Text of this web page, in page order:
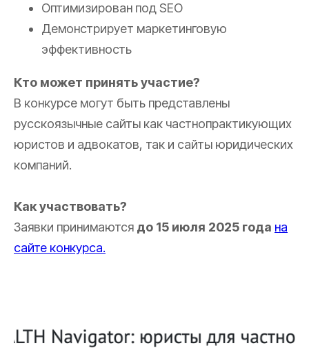
Оптимизирован под SEO
Демонстрирует маркетинговую
эффективность
Кто может принять участие?
В конкурсе могут быть представлены
русскоязычные сайты как частнопрактикующих
юристов и адвокатов, так и сайты юридических
компаний.
Как участвовать?
Заявки принимаются до 15 июля 2025 года на
сайте конкурса.